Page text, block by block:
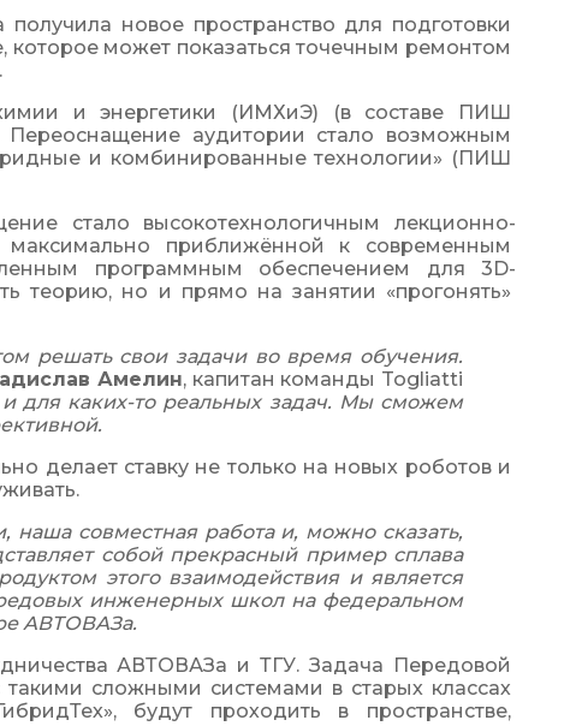
новое пространство для подготовки
может показаться точечным ремонтом
и энергетики (ИМХиЭ) (в составе ПИШ
Переоснащение аудитории стало возможным
и комбинированные технологии» (ПИШ
стало высокотехнологичным лекционно-
приближённой к современным
программным обеспечением для 3D-
теорию, но и прямо на занятии «прогонять»
решать свои задачи во время обучения.
Амелин, капитан команды Togliatti
для каких-то реальных задач. Мы сможем
делает ставку не только на новых роботов и
наша совместная работа и, можно сказать,
собой прекрасный пример сплава
этого взаимодействия и является
инженерных школ на федеральном
АВТОВАЗа.
АВТОВАЗа и ТГУ. Задача Передовой
сложными системами в старых классах
будут проходить в пространстве,